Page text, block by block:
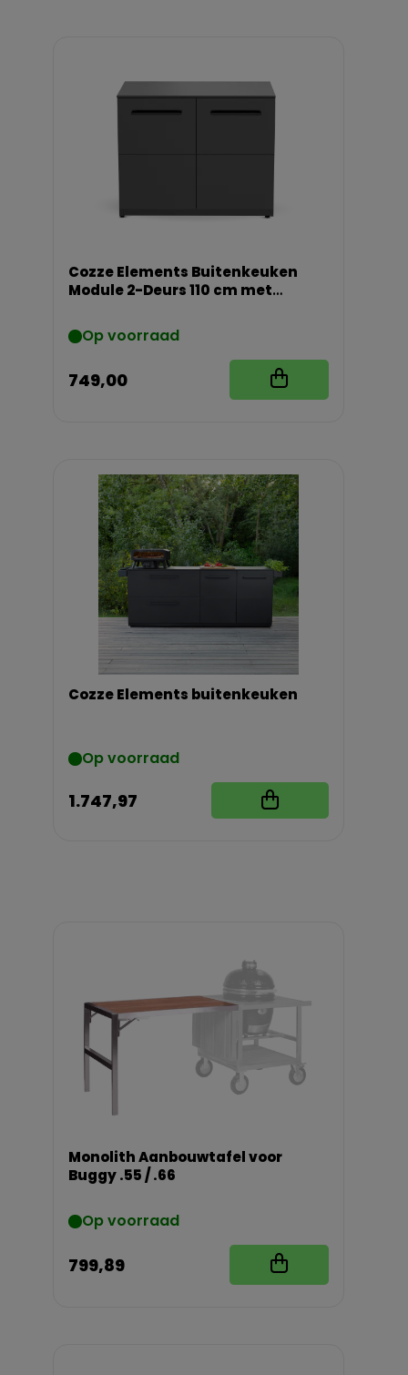
Cozze Elements Buitenkeuken
Module 2-Deurs 110 cm met
Op voorraad
749,00
Cozze Elements buitenkeuken
Op voorraad
1.747,97
Monolith Aanbouwtafel voor
Buggy .55 / .66
Op voorraad
799,89